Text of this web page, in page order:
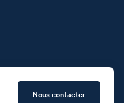
Nous contacter